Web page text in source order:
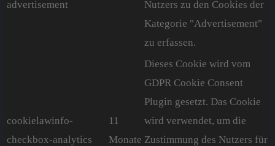
advertisement
Nutzers zu den Cookies der
Kategorie "Advertisement"
zu erfassen.
cookielawinfo-
checkbox-analytics
11
Monate
Dieses Cookie wird vom
GDPR Cookie Consent
Plugin gesetzt. Das Cookie
wird verwendet, um die
Zustimmung des Nutzers für